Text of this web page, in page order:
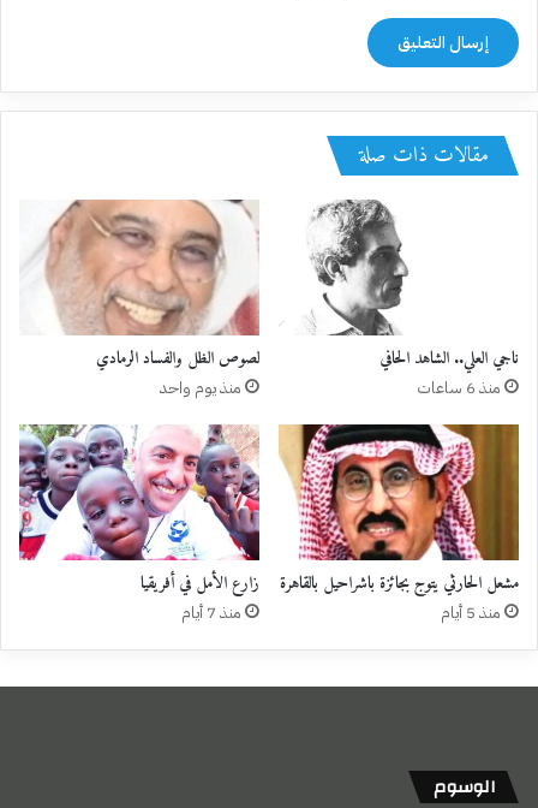
مقالات ذات صلة
ناجي العلي.. الشاهد الحافي
منذ 6 ساعات
لصوص الظل والفساد الرمادي
منذ يوم واحد
منذ 5 أيام
زارع الأمل في أفريقيا
منذ 7 أيام
الوسوم